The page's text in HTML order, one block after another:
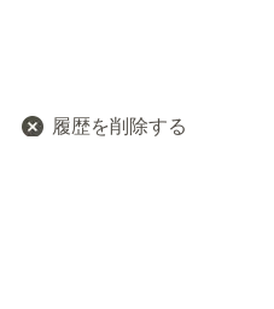
履歴を削除する